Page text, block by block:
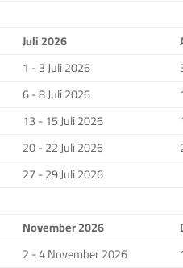
Juli 2026
1 - 3 Juli 2026
6 - 8 Juli 2026
13 - 15 Juli 2026
20 - 22 Juli 2026
27 - 29 Juli 2026
November 2026
2 - 4 November 2026